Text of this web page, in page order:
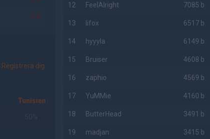
2-0
Registrera dig
Tunisien
50%
12 FeelAlright 7085 b
13 lifox 6517 b
14 hyyyla 6149 b
15 Bruiser 4608 b
16 zaphio 4569 b
17 YuMMie 4160 b
18 ButterHead 3491 b
19 madjan 3415 b